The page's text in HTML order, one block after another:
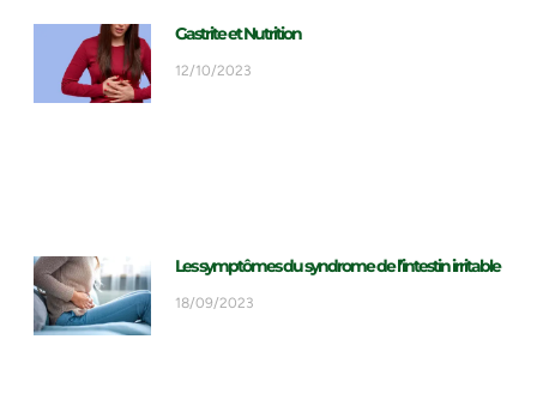
Gastrite et Nutrition
12/10/2023
Les symptômes du syndrome de l’intestin irritable
18/09/2023